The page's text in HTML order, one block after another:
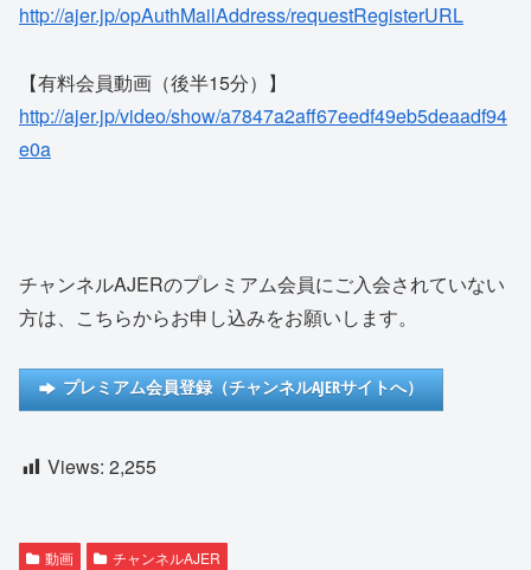
http://ajer.jp/opAuthMailAddress/requestRegisterURL
【有料会員動画（後半15分）】
http://ajer.jp/video/show/a7847a2aff67eedf49eb5deaadf94
e0a
チャンネルAJERのプレミアム会員にご入会されていない
方は、こちらからお申し込みをお願いします。
プレミアム会員登録（チャンネルAJERサイトへ）
Views: 2,255
動画 チャンネルAJER